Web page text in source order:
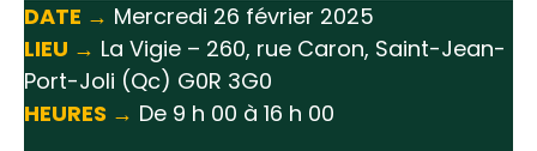
DATE → Mercredi 26 février 2025
LIEU → La Vigie – 260, rue Caron, Saint-Jean-
Port-Joli (Qc) G0R 3G0
HEURES → De 9 h 00 à 16 h 00